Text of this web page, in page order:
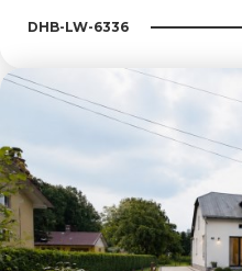
DHB-LW-6336